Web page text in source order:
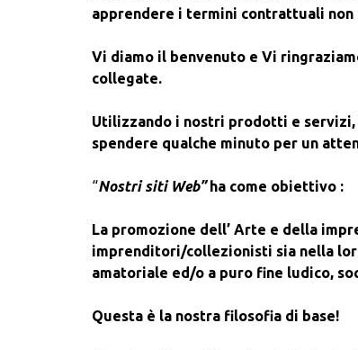
apprendere i termini contrattuali
Vi diamo il benvenuto e Vi
collegate.
Utilizzando i nostri prodotti e
spendere qualche minuto per un
“Nostri siti Web”ha come obiettivo :
La promozione dell’ Arte e della
imprenditori/collezionisti sia nella
amatoriale ed/o a puro fine ludico,
Questa è la nostra filosofia di base!